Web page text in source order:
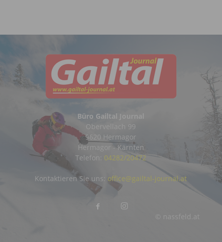
Büro Gailtal Journal
Obervellach 99
9620 Hermagor
Hermagor - Kärnten
Telefon: 04282/20472
© nassfeld.at
Kontaktieren Sie uns: office@gailtal-journal.at